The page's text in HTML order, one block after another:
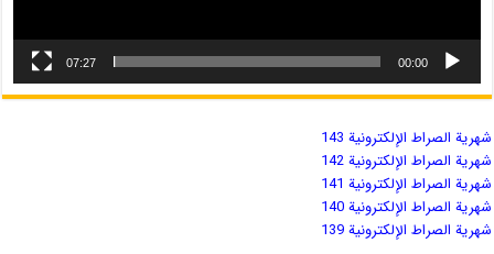
00:00
07:27
شهریة الصراط الإلكترونية 143
شهریة الصراط الإلكترونية 142
شهریة الصراط الإلكترونية 141
شهریة الصراط الإلكترونية 140
شهریة الصراط الإلكترونية 139